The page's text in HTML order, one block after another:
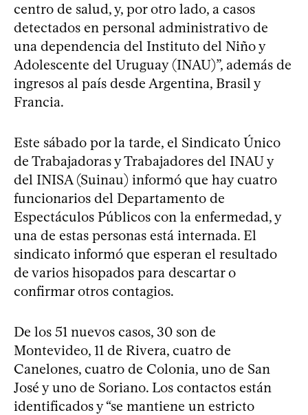
centro de salud, y, por otro lado, a casos
detectados en personal administrativo de
una dependencia del Instituto del Niño y
Adolescente del Uruguay (INAU)”, además de
ingresos al país desde Argentina, Brasil y
Francia.
Este sábado por la tarde, el Sindicato Único
de Trabajadoras y Trabajadores del INAU y
del INISA (Suinau) informó que hay cuatro
funcionarios del Departamento de
Espectáculos Públicos con la enfermedad, y
una de estas personas está internada. El
sindicato informó que esperan el resultado
de varios hisopados para descartar o
confirmar otros contagios.
De los 51 nuevos casos, 30 son de
Montevideo, 11 de Rivera, cuatro de
Canelones, cuatro de Colonia, uno de San
José y uno de Soriano. Los contactos están
identificados y “se mantiene un estricto